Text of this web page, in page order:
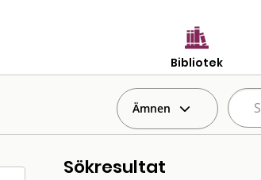
Bibliotek
Ämnen
Sökresultat